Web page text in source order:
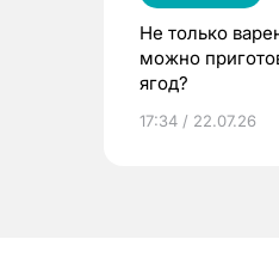
Не только
можно
ягод?
17:34 / 22.07.26